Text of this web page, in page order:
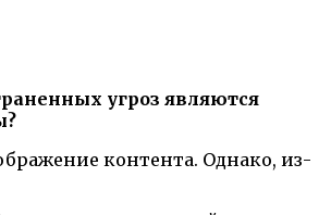
угроз являются
контента. Однако, из-